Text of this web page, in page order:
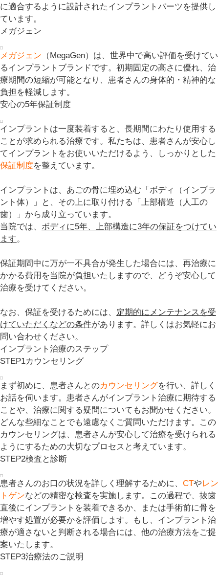
に適合するように設計されたインプラントパーツを提供し
ています。
メガジェン
メガジェン （MegaGen）は、世界中で高い評価を受けてい
るインプラントブランドです。初期固定の高さに優れ、治
療期間の短縮が可能となり、患者さんの身体的・精神的な
負担を軽減します。
安心の5年保証制度
インプラントは一度装着すると、長期間にわたり使用する
ことが求められる治療です。私たちは、患者さんが安心し
てインプラントをお使いいただけるよう、しっかりとした
保証制度を整えています。
インプラントは、あごの骨に埋め込む「 ボディ
（インプラ
ント体）」と、その上に取り付ける「 上部構造 （人工の
歯）」から成り立っています。
当院では、 ボディに5年、上部構造に3年の保証をつけてい
ます。
保証期間中に万が一不具合が発生した場合には、再治療に
かかる費用を当院が負担いたしますので、どうぞ安心して
治療を受けてください。
なお、保証を受けるためには、 定期的にメンテナンスを受
けていただくなどの条件があります。詳しくはお気軽にお
問い合わせください。
インプラント治療のステップ
STEP1カウンセリング
まず初めに、患者さんとのカウンセリングを行い、詳しく
お話を伺います。患者さんがインプラント治療に期待する
ことや、治療に関する疑問についてもお聞かせください。
どんな些細なことでも遠慮なくご質問いただけます。この
カウンセリングは、患者さんが安心して治療を受けられる
ようにするための大切なプロセスと考えています。
STEP2検査と診断
患者さんのお口の状況を詳しく理解するために、 CTやレン
トゲンなどの精密な検査を実施します。この過程で、抜歯
直後にインプラントを装着できるか、または手術前に骨を
増やす処置が必要かを評価します。もし、インプラント治
療が適さないと判断される場合には、他の治療方法をご提
案いたします。
STEP3治療法のご説明